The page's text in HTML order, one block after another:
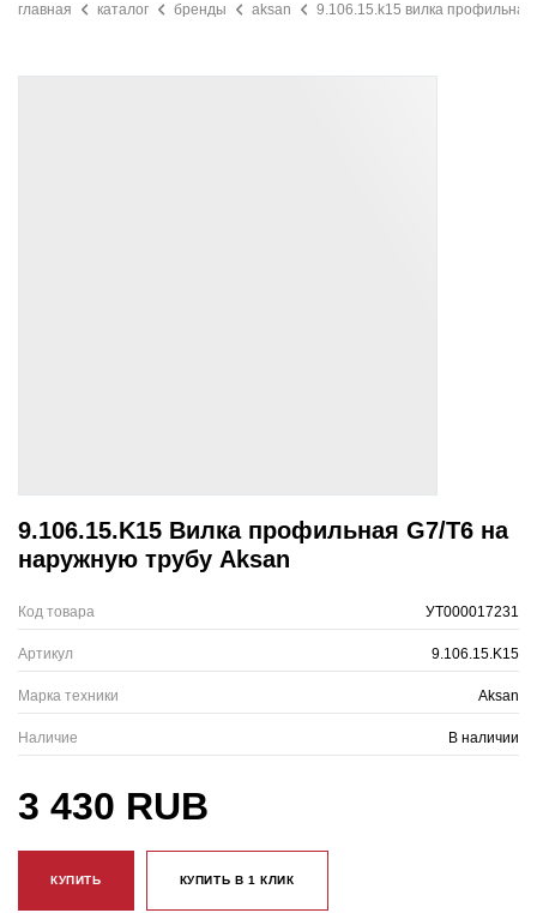
главная каталог бренды aksan 9.106.15.k15 вилка
9.106.15.K15 Вилка профильная G7/T6 на
наружную трубу Aksan
Код товара УТ000017231
Артикул 9.106.15.K15
Марка техники Aksan
Наличие В наличии
3 430 RUB
КУПИТЬ КУПИТЬ В 1 КЛИК